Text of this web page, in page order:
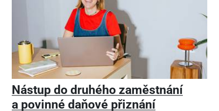
Nástup do druhého zaměstnání
a povinné daňové přiznání